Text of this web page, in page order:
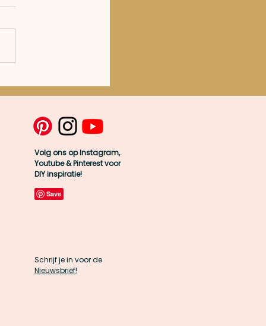
Volg ons op Instagram,
Youtube & Pinterest voor
DIY inspiratie!
Schrijf je in voor de
Nieuwsbrief!